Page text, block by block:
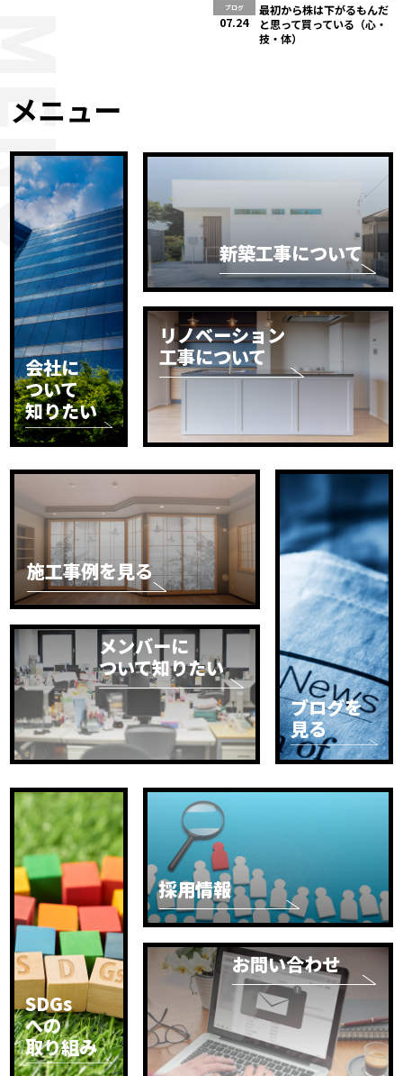
ブログ
07.24
最初から株は下がるもんだ
と思って買っている（心・
技・体）
メニュー
会社に
ついて
知りたい
新築工事について
リノベーション
工事について
施工事例を見る
メンバーに
ついて知りたい
ブログを
見る
SDGs
への
取り組み
採用情報
お問い合わせ